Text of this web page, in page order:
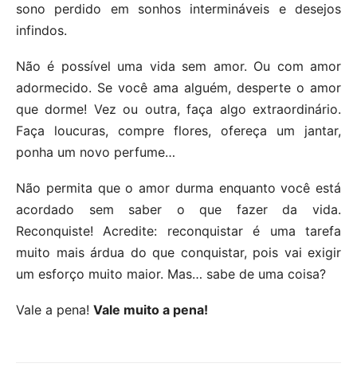
sono perdido em sonhos intermináveis e desejos
infindos.
Não é possível uma vida sem amor. Ou com amor
adormecido. Se você ama alguém, desperte o amor
que dorme! Vez ou outra, faça algo extraordinário.
Faça loucuras, compre flores, ofereça um jantar,
ponha um novo perfume…
Não permita que o amor durma enquanto você está
acordado sem saber o que fazer da vida.
Reconquiste! Acredite: reconquistar é uma tarefa
muito mais árdua do que conquistar, pois vai exigir
um esforço muito maior. Mas… sabe de uma coisa?
Vale a pena! Vale muito a pena!